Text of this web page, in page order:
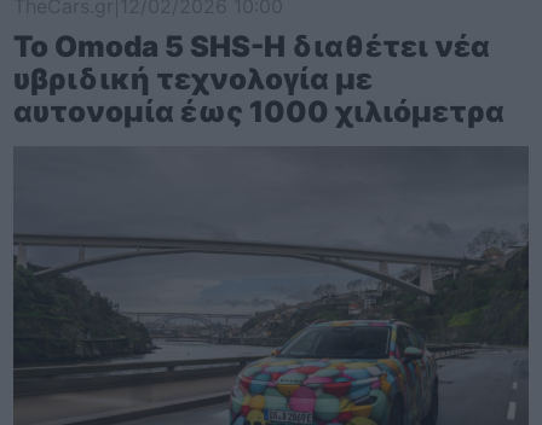
Το Omoda 5 SHS-H διαθέτει νέα
υβριδική τεχνολογία με
αυτονομία έως 1000 χιλιόμετρα